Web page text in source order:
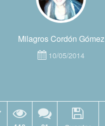
Milagros Cordón Gómez
10/05/2014